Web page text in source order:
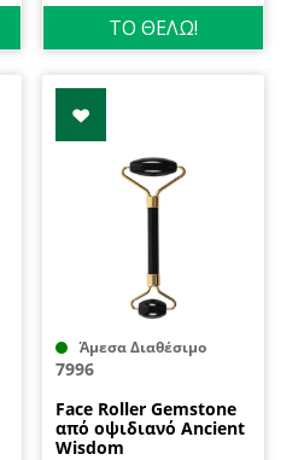
ΤΟ ΘΕΛΩ!
Άμεσα Διαθέσιμο
7996
Face Roller Gemstone
από οψιδιανό Ancient
Wisdom